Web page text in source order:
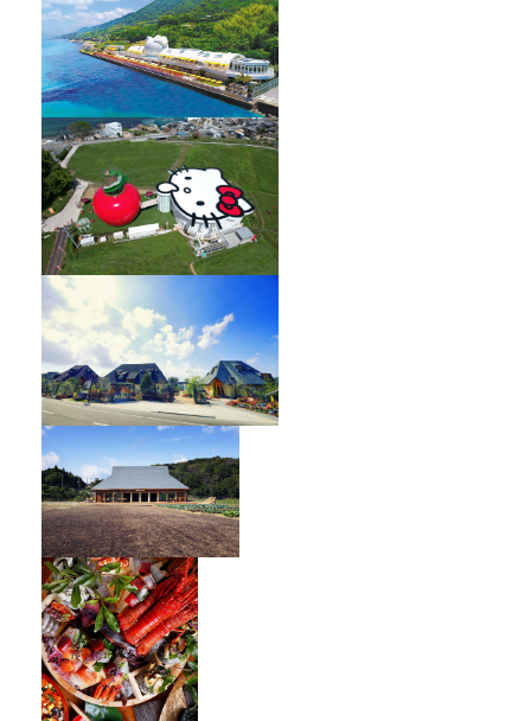
HELLO KITTY SHOWBOX
オーベルジュ フレンチの森